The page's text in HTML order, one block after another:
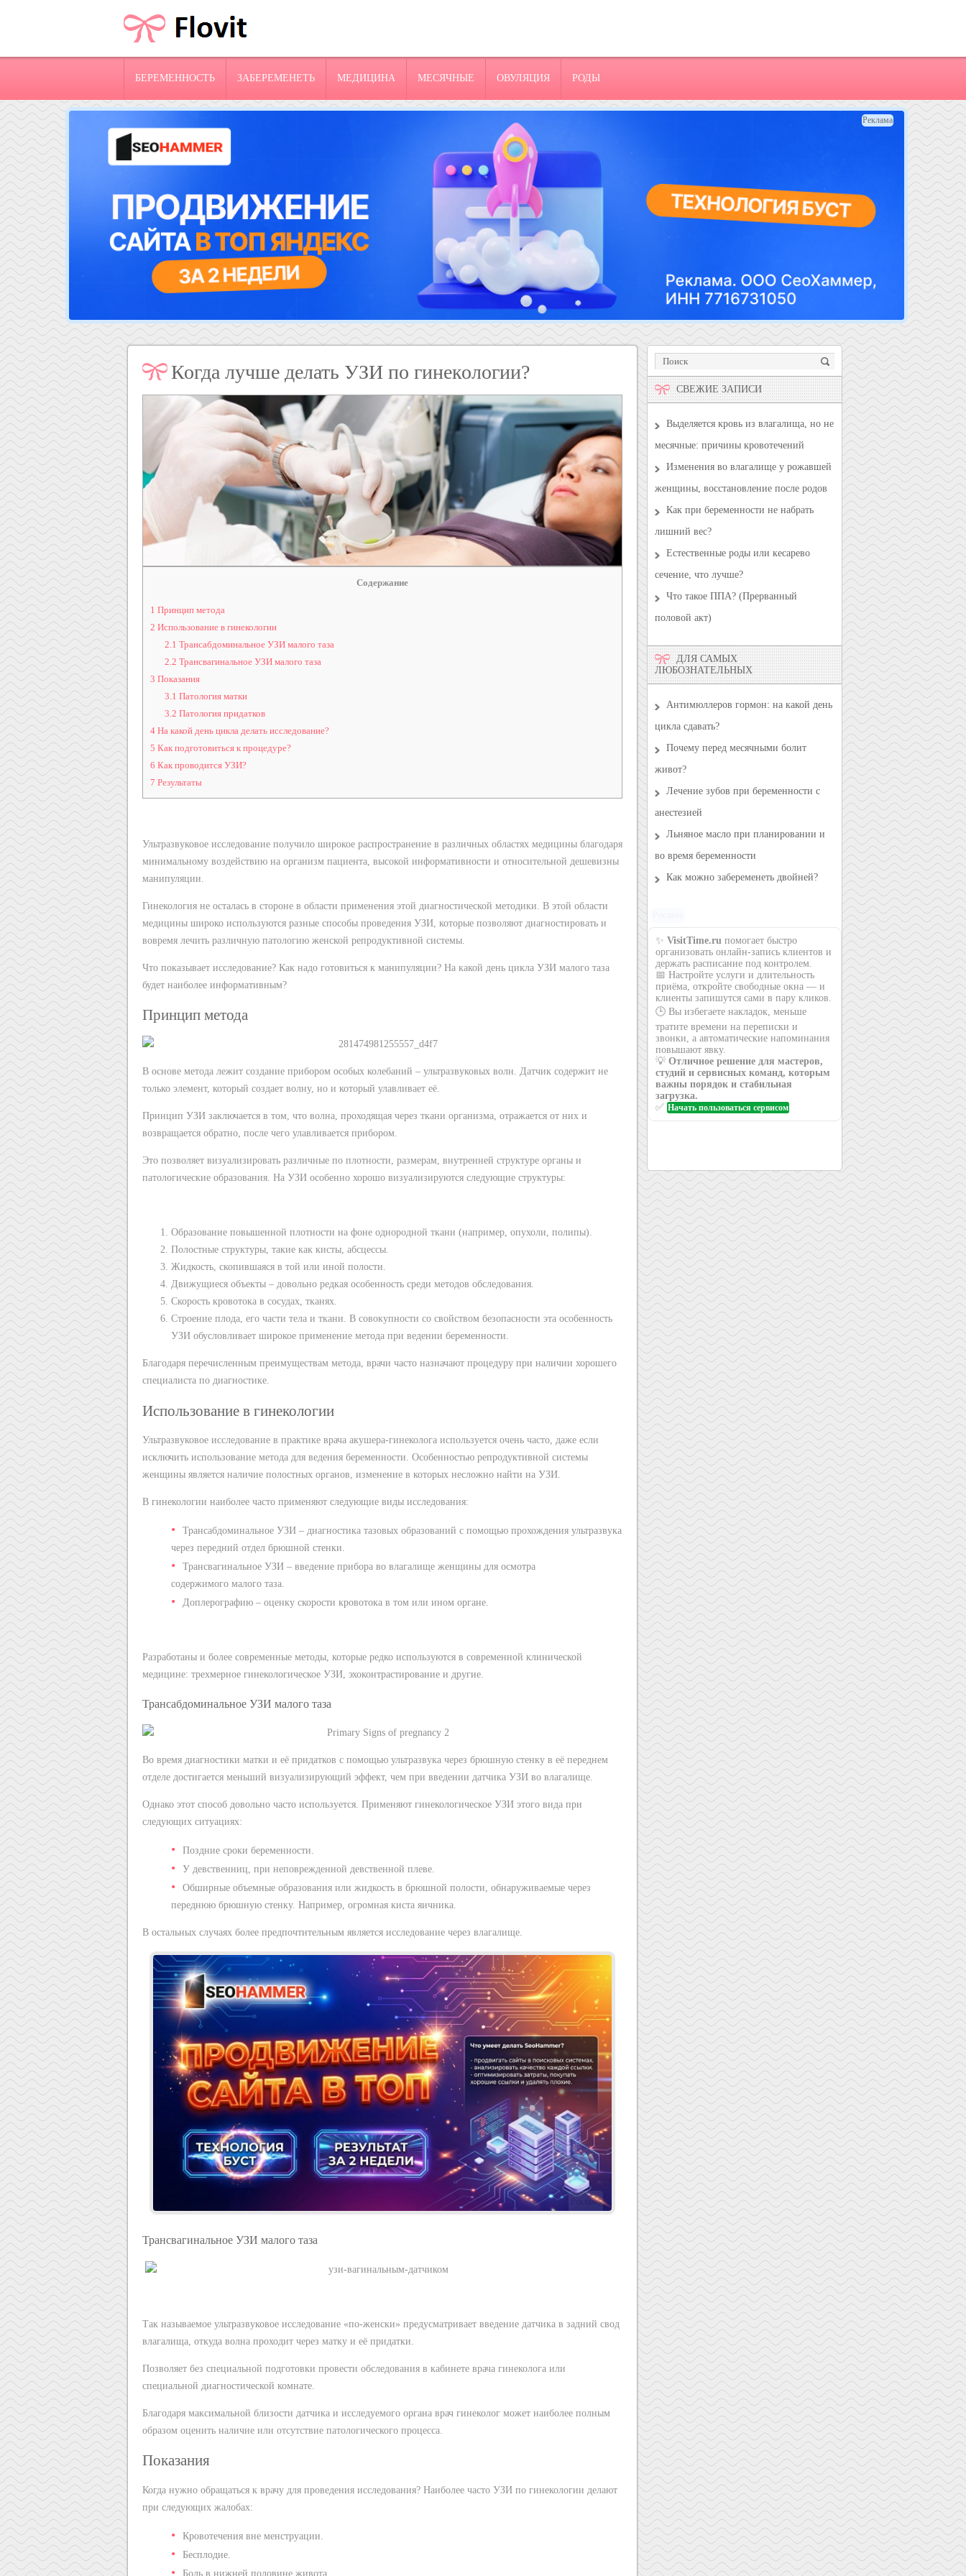
БЕРЕМЕННОСТЬ ЗАБЕРЕМЕНЕТЬ МЕДИЦИНА МЕСЯЧНЫЕ ОВУЛЯЦИЯ РОДЫ
Реклама
Когда лучше делать УЗИ по гинекологии?
Содержание
1 Принцип метода
2 Использование в гинекологии
2.1 Трансабдоминальное УЗИ малого таза
2.2 Трансвагинальное УЗИ малого таза
3 Показания
3.1 Патология матки
3.2 Патология придатков
4 На какой день цикла делать исследование?
5 Как подготовиться к процедуре?
6 Как проводится УЗИ?
7 Результаты
Ультразвуковое исследование получило широкое распространение в различных областях медицины благодаря
минимальному воздействию на организм пациента, высокой информативности и относительной дешевизны
манипуляции.
Гинекология не осталась в стороне в области применения этой диагностической методики. В этой области
медицины широко используются разные способы проведения УЗИ, которые позволяют диагностировать и
вовремя лечить различную патологию женской репродуктивной системы.
Что показывает исследование? Как надо готовиться к манипуляции? На какой день цикла УЗИ малого таза
будет наиболее информативным?
Принцип метода
В основе метода лежит создание прибором особых колебаний – ультразвуковых волн. Датчик содержит не
только элемент, который создает волну, но и который улавливает её.
Принцип УЗИ заключается в том, что волна, проходящая через ткани организма, отражается от них и
возвращается обратно, после чего улавливается прибором.
Это позволяет визуализировать различные по плотности, размерам, внутренней структуре органы и
патологические образования. На УЗИ особенно хорошо визуализируются следующие структуры:
Образование повышенной плотности на фоне однородной ткани (например, опухоли, полипы).
Полостные структуры, такие как кисты, абсцессы.
Жидкость, скопившаяся в той или иной полости.
Движущиеся объекты – довольно редкая особенность среди методов обследования.
Скорость кровотока в сосудах, тканях.
Строение плода, его части тела и ткани. В совокупности со свойством безопасности эта особенность
УЗИ обусловливает широкое применение метода при ведении беременности.
Благодаря перечисленным преимуществам метода, врачи часто назначают процедуру при наличии хорошего
специалиста по диагностике.
Использование в гинекологии
Ультразвуковое исследование в практике врача акушера-гинеколога используется очень часто, даже если
исключить использование метода для ведения беременности. Особенностью репродуктивной системы
женщины является наличие полостных органов, изменение в которых несложно найти на УЗИ.
В гинекологии наиболее часто применяют следующие виды исследования:
Трансабдоминальное УЗИ – диагностика тазовых образований с помощью прохождения ультразвука
через передний отдел брюшной стенки.
Трансвагинальное УЗИ – введение прибора во влагалище женщины для осмотра
содержимого малого таза.
Доплерографию – оценку скорости кровотока в том или ином органе.
Разработаны и более современные методы, которые редко используются в современной клинической
медицине: трехмерное гинекологическое УЗИ, эхоконтрастирование и другие.
Трансабдоминальное УЗИ малого таза
Во время диагностики матки и её придатков с помощью ультразвука через брюшную стенку в её переднем
отделе достигается меньший визуализирующий эффект, чем при введении датчика УЗИ во влагалище.
Однако этот способ довольно часто используется. Применяют гинекологическое УЗИ этого вида при
следующих ситуациях:
Поздние сроки беременности.
У девственниц, при неповрежденной девственной плеве.
Обширные объемные образования или жидкость в брюшной полости, обнаруживаемые через
переднюю брюшную стенку. Например, огромная киста яичника.
В остальных случаях более предпочтительным является исследование через влагалище.
Реклама
Трансвагинальное УЗИ малого таза
Так называемое ультразвуковое исследование «по-женски» предусматривает введение датчика в задний свод
влагалища, откуда волна проходит через матку и её придатки.
Позволяет без специальной подготовки провести обследования в кабинете врача гинеколога или
специальной диагностической комнате.
Благодаря максимальной близости датчика и исследуемого органа врач гинеколог может наиболее полным
образом оценить наличие или отсутствие патологического процесса.
Показания
Когда нужно обращаться к врачу для проведения исследования? Наиболее часто УЗИ по гинекологии делают
при следующих жалобах:
Кровотечения вне менструации.
Бесплодие.
Боль в нижней половине живота.
СВЕЖИЕ ЗАПИСИ
Выделяется кровь из влагалища, но не
месячные: причины кровотечений
Изменения во влагалище у рожавшей
женщины, восстановление после родов
Как при беременности не набрать
лишний вес?
Естественные роды или кесарево
сечение, что лучше?
Что такое ППА? (Прерванный
половой акт)
ДЛЯ САМЫХ
ЛЮБОЗНАТЕЛЬНЫХ
Антимюллеров гормон: на какой день
цикла сдавать?
Почему перед месячными болит
живот?
Лечение зубов при беременности с
анестезией
Льняное масло при планировании и
во время беременности
Как можно забеременеть двойней?
✨ VisitTime.ru помогает быстро
организовать онлайн-запись клиентов и
держать расписание под контролем.
📅 Настройте услуги и длительность
приёма, откройте свободные окна — и
клиенты запишутся сами в пару кликов.
🕒 Вы избегаете накладок, меньше
тратите времени на переписки и
звонки, а автоматические напоминания
повышают явку.
💡 Отличное решение для мастеров,
студий и сервисных команд, которым
важны порядок и стабильная
загрузка.
✅ Начать пользоваться сервисом